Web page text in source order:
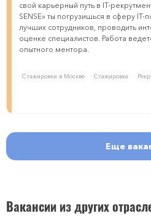
свой карьерный путь в IT-
SENSE» ты погрузишься в сферу
лучших сотрудников, проводить
оценке специалистов. Работа
опытного ментора.
Стажировки в Москве Стажировка
Еще
Вакансии из других